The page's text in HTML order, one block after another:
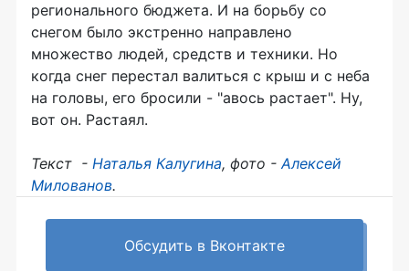
регионального бюджета. И на борьбу со
снегом было экстренно направлено
множество людей, средств и техники. Но
когда снег перестал валиться с крыш и с неба
на головы, его бросили - "авось растает". Ну,
вот он. Растаял.
Текст - Наталья Калугина, фото -Алексей
Милованов.
Обсудить в Вконтакте